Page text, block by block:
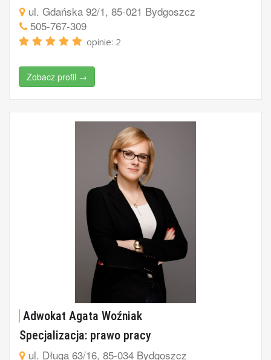
ul. Gdańska 92/1, 85-021 Bydgoszcz
505-767-309
opinie: 2
Zobacz profil →
Adwokat Agata Woźniak
Specjalizacja: prawo pracy
ul. Długa 63/16, 85-034 Bydgoszcz